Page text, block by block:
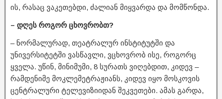
ის, რასაც ვაკეთებდი, ძალიან მიყვარდა და მომწონდა.
– დღეს როგორ ცხოვრობთ?
– ნორმალურად, თეატრალურ ინსტიტუტში და
უნივერსიტეტში ვასწავლი, ვცხოვრობ ისე, როგორც
ყველა. უწინ, მინიმუმი, 8 სურათს ვიღებდით, კიდევ –
რამდენიმე მოკლემეტრაჟიანს, კიდევ იყო მოსკოვის
ცენტრალური ტელევიზიიდან შეკვეთები. ამას გარდა,